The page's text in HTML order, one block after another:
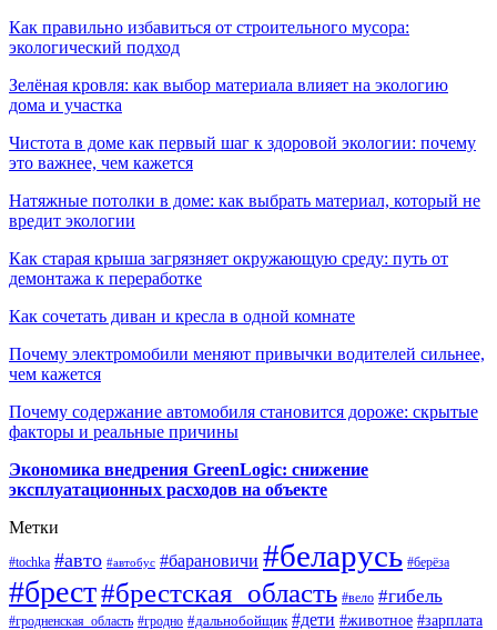
Как правильно избавиться от строительного мусора:
экологический подход
Зелёная кровля: как выбор материала влияет на экологию
дома и участка
Чистота в доме как первый шаг к здоровой экологии: почему
это важнее, чем кажется
Натяжные потолки в доме: как выбрать материал, который не
вредит экологии
Как старая крыша загрязняет окружающую среду: путь от
демонтажа к переработке
Как сочетать диван и кресла в одной комнате
Почему электромобили меняют привычки водителей сильнее,
чем кажется
Почему содержание автомобиля становится дороже: скрытые
факторы и реальные причины
Экономика внедрения GreenLogic: снижение
эксплуатационных расходов на объекте
Метки
#tochka #авто #автобус #барановичи #беларусь #берёза
#брест#брестская_область #вело #гибель
#гродненская_область #гродно #дальнобойщик #дети #животное #зарплата